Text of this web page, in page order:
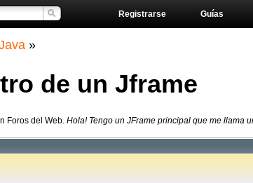
Guías
Registrarse
»
de un Jframe
Foros del Web. Hola! Tengo un JFrame principal que me llama